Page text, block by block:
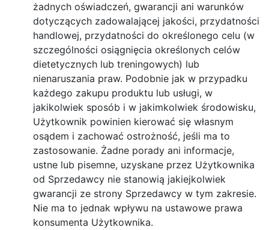
żadnych oświadczeń, gwarancji ani warunków
dotyczących zadowalającej jakości, przydatności
handlowej, przydatności do określonego celu (w
szczególności osiągnięcia określonych celów
dietetycznych lub treningowych) lub
nienaruszania praw. Podobnie jak w przypadku
każdego zakupu produktu lub usługi, w
jakikolwiek sposób i w jakimkolwiek środowisku,
Użytkownik powinien kierować się własnym
osądem i zachować ostrożność, jeśli ma to
zastosowanie. Żadne porady ani informacje,
ustne lub pisemne, uzyskane przez Użytkownika
od Sprzedawcy nie stanowią jakiejkolwiek
gwarancji ze strony Sprzedawcy w tym zakresie.
Nie ma to jednak wpływu na ustawowe prawa
konsumenta Użytkownika.